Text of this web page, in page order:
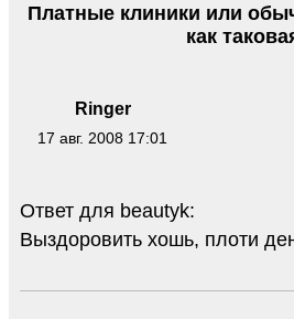
Ringer
17 авг. 2008 17:01
Платные клиники или
как
Ответ для beautyk:
Выздоровить хошь, плоти